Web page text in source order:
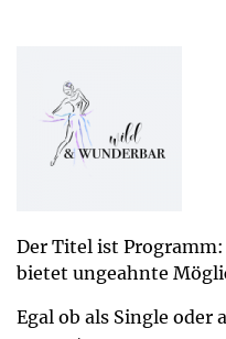
Der Titel ist Programm:
bietet ungeahnte
Egal ob als Single oder